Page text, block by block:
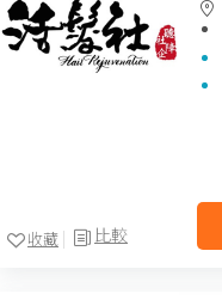
比較
收藏